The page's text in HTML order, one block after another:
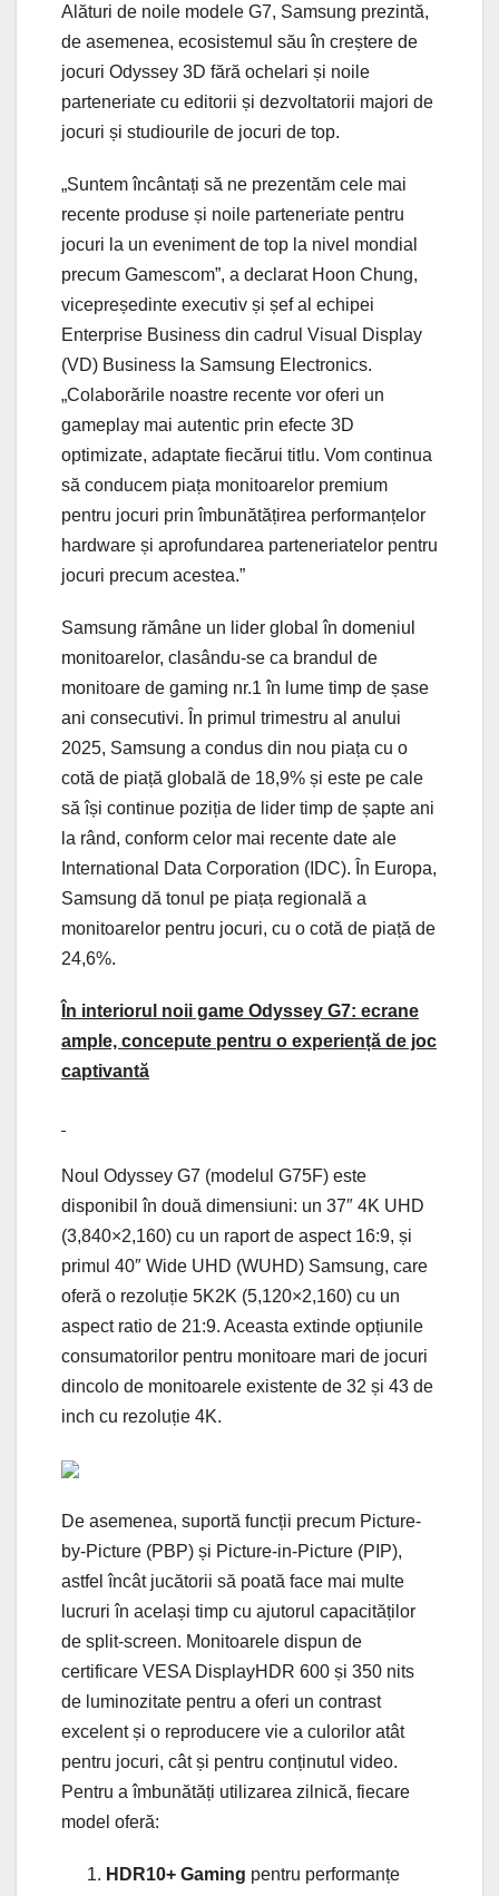
Alături de noile modele G7, Samsung prezintă,
de asemenea, ecosistemul său în creștere de
jocuri Odyssey 3D fără ochelari și noile
parteneriate cu editorii și dezvoltatorii majori de
jocuri și studiourile de jocuri de top.
„Suntem încântați să ne prezentăm cele mai
recente produse și noile parteneriate pentru
jocuri la un eveniment de top la nivel mondial
precum Gamescom”, a declarat Hoon Chung,
vicepreședinte executiv și șef al echipei
Enterprise Business din cadrul Visual Display
(VD) Business la Samsung Electronics.
„Colaborările noastre recente vor oferi un
gameplay mai autentic prin efecte 3D
optimizate, adaptate fiecărui titlu. Vom continua
să conducem piața monitoarelor premium
pentru jocuri prin îmbunătățirea performanțelor
hardware și aprofundarea parteneriatelor pentru
jocuri precum acestea.”
Samsung rămâne un lider global în domeniul
monitoarelor, clasându-se ca brandul de
monitoare de gaming nr.1 în lume timp de șase
ani consecutivi. În primul trimestru al anului
2025, Samsung a condus din nou piața cu o
cotă de piață globală de 18,9% și este pe cale
să își continue poziția de lider timp de șapte ani
la rând, conform celor mai recente date ale
International Data Corporation (IDC). În Europa,
Samsung dă tonul pe piața regională a
monitoarelor pentru jocuri, cu o cotă de piață de
24,6%.
În interiorul noii game Odyssey G7: ecrane
ample, concepute pentru o experiență de joc
captivantă
Noul Odyssey G7 (modelul G75F) este
disponibil în două dimensiuni: un 37″ 4K UHD
(3,840×2,160) cu un raport de aspect 16:9, și
primul 40″ Wide UHD (WUHD) Samsung, care
oferă o rezoluție 5K2K (5,120×2,160) cu un
aspect ratio de 21:9. Aceasta extinde opțiunile
consumatorilor pentru monitoare mari de jocuri
dincolo de monitoarele existente de 32 și 43 de
inch cu rezoluție 4K.
De asemenea, suportă funcții precum Picture-
by-Picture (PBP) și Picture-in-Picture (PIP),
astfel încât jucătorii să poată face mai multe
lucruri în același timp cu ajutorul capacităților
de split-screen. Monitoarele dispun de
certificare VESA DisplayHDR 600 și 350 nits
de luminozitate pentru a oferi un contrast
excelent și o reproducere vie a culorilor atât
pentru jocuri, cât și pentru conținutul video.
Pentru a îmbunătăți utilizarea zilnică, fiecare
model oferă:
HDR10+ Gaming pentru performanțe